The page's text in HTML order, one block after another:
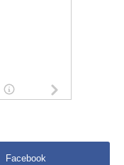
Facebook